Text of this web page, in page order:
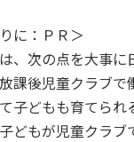
に：ＰＲ＞
、次の点を大事に
放課後児童クラブ
子どもも育てられ
子どもが児童クラ